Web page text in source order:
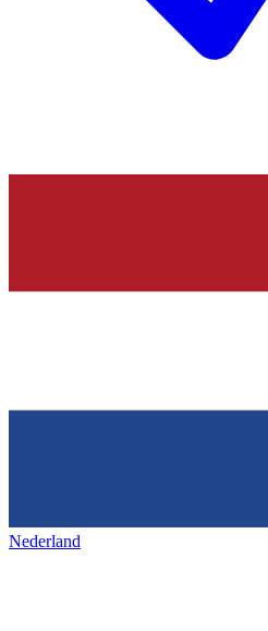
Nederland